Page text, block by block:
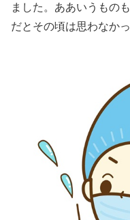
ました。ああいうもの
だとその頃は思わなかっ